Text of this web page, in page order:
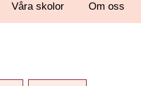
Våra skolor Om oss